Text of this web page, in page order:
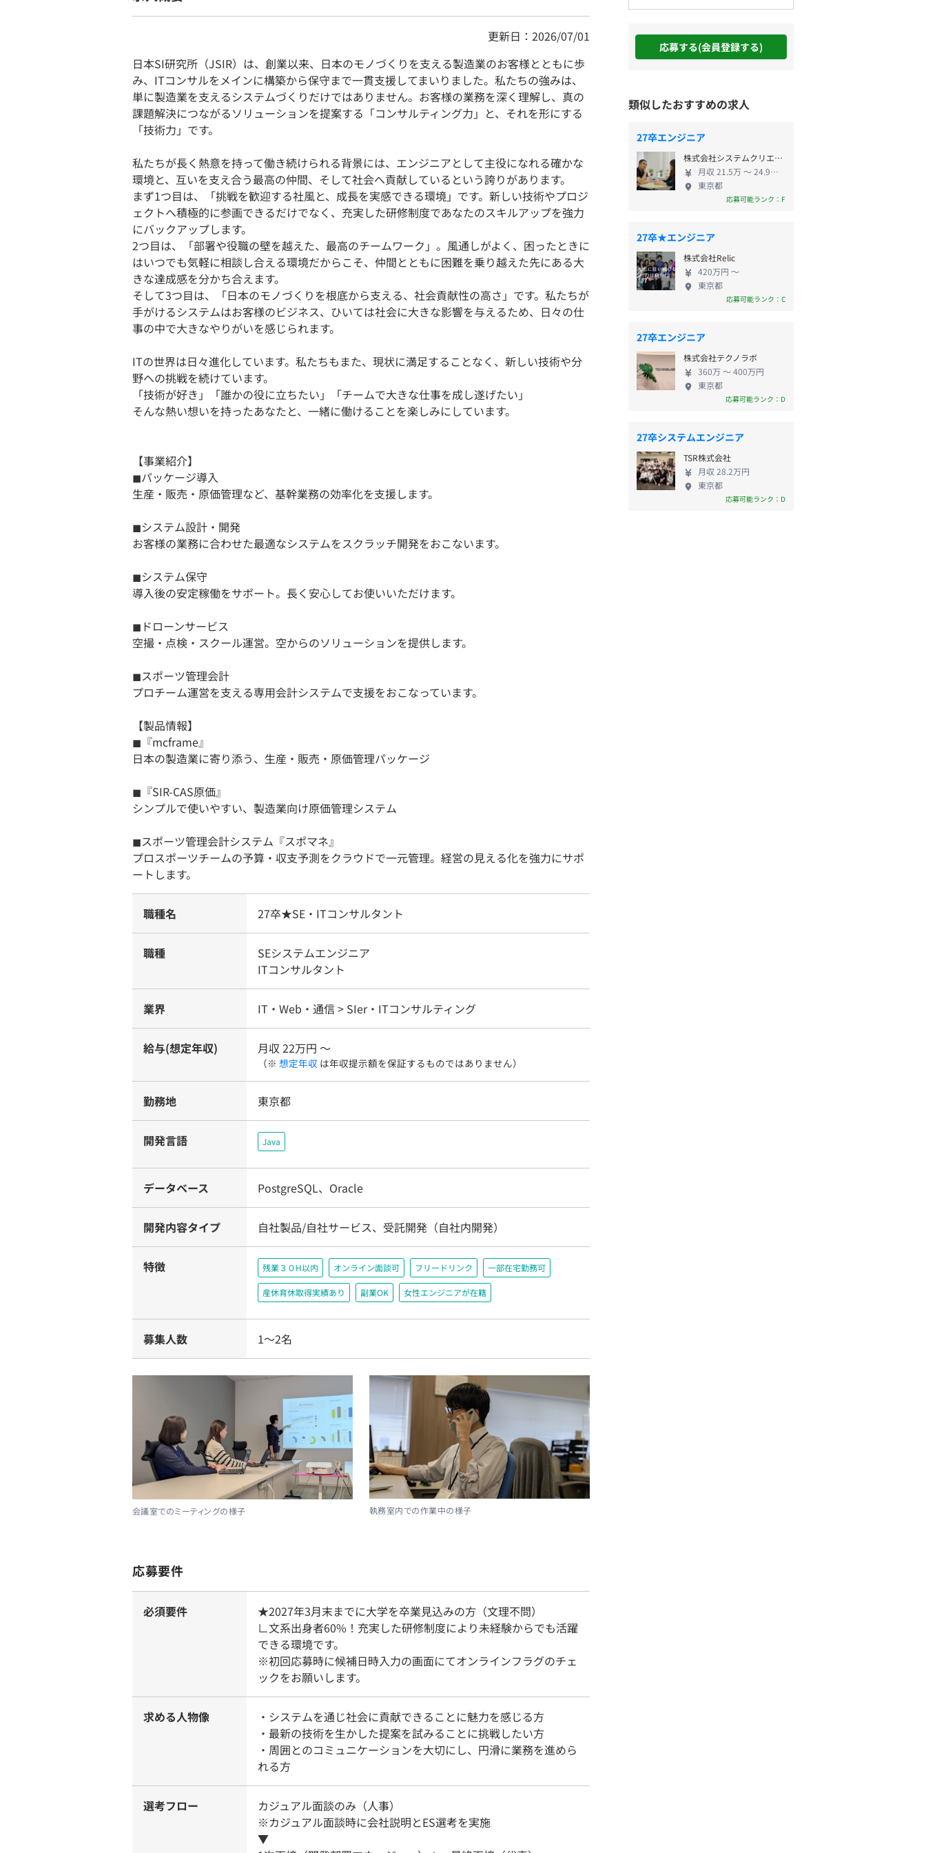
更新日：2026/07/01
日本SI研究所（JSIR）は、創業以来、日本のモノづくりを支える製造業のお客様とともに歩
み、ITコンサルをメインに構築から保守まで一貫支援してまいりました。私たちの強みは、
単に製造業を支えるシステムづくりだけではありません。お客様の業務を深く理解し、真の
課題解決につながるソリューションを提案する「コンサルティング力」と、それを形にする
「技術力」です。
私たちが長く熱意を持って働き続けられる背景には、エンジニアとして主役になれる確かな
環境と、互いを支え合う最高の仲間、そして社会へ貢献しているという誇りがあります。
まず1つ目は、「挑戦を歓迎する社風と、成長を実感できる環境」です。新しい技術やプロジ
ェクトへ積極的に参画できるだけでなく、充実した研修制度であなたのスキルアップを強力
にバックアップします。
2つ目は、「部署や役職の壁を越えた、最高のチームワーク」。風通しがよく、困ったときに
はいつでも気軽に相談し合える環境だからこそ、仲間とともに困難を乗り越えた先にある大
きな達成感を分かち合えます。
そして3つ目は、「日本のモノづくりを根底から支える、社会貢献性の高さ」です。私たちが
手がけるシステムはお客様のビジネス、ひいては社会に大きな影響を与えるため、日々の仕
事の中で大きなやりがいを感じられます。
ITの世界は日々進化しています。私たちもまた、現状に満足することなく、新しい技術や分
野への挑戦を続けています。
「技術が好き」「誰かの役に立ちたい」「チームで大きな仕事を成し遂げたい」
そんな熱い想いを持ったあなたと、一緒に働けることを楽しみにしています。
【事業紹介】
◼︎パッケージ導入
生産・販売・原価管理など、基幹業務の効率化を支援します。
◼︎システム設計・開発
お客様の業務に合わせた最適なシステムをスクラッチ開発をおこないます。
◼︎システム保守
導入後の安定稼働をサポート。長く安心してお使いいただけます。
◼︎ドローンサービス
空撮・点検・スクール運営。空からのソリューションを提供します。
◼︎スポーツ管理会計
プロチーム運営を支える専用会計システムで支援をおこなっています。
【製品情報】
◼︎『mcframe』
日本の製造業に寄り添う、生産・販売・原価管理パッケージ
◼︎『SIR-CAS原価』
シンプルで使いやすい、製造業向け原価管理システム
◼︎スポーツ管理会計システム『スポマネ』
プロスポーツチームの予算・収支予測をクラウドで一元管理。経営の見える化を強力にサポ
ートします。
職種名 27卒★SE・ITコンサルタント
職種
SEシステムエンジニア
ITコンサルタント
業界 IT・Web・通信 > SIer・ITコンサルティング
給与(想定年収) 月収 22万円 〜
（※ 想定年収 は年収提示額を保証するものではありません）
勤務地 東京都
開発言語 Java
データベース PostgreSQL、Oracle
開発内容タイプ 自社製品/自社サービス、受託開発（自社内開発）
特徴 残業３０H以内 オンライン面談可 フリードリンク 一部在宅勤務可
産休育休取得実績あり 副業OK 女性エンジニアが在籍
募集人数 1〜2名
会議室でのミーティングの様子 執務室内での作業中の様子
応募要件
必須要件
★2027年3月末までに大学を卒業見込みの方（文理不問）
∟文系出身者60%！充実した研修制度により未経験からでも活躍
できる環境です。
※初回応募時に候補日時入力の画面にてオンラインフラグのチェ
ックをお願いします。
求める人物像
・システムを通じ社会に貢献できることに魅力を感じる方
・最新の技術を生かした提案を試みることに挑戦したい方
・周囲とのコミュニケーションを大切にし、円滑に業務を進めら
れる方
選考フロー
カジュアル面談のみ（人事）
※カジュアル面談時に会社説明とES選考を実施
▼
応募する(会員登録する)
類似したおすすめの求人
27卒エンジニア
株式会社システムクリエイト
月収 21.5万 〜 24.9万円
東京都
応募可能ランク：F
27卒★エンジニア
株式会社Relic
420万円 〜
東京都
応募可能ランク：C
27卒エンジニア
株式会社テクノラボ
360万 〜 400万円
東京都
応募可能ランク：D
27卒システムエンジニア
TSR株式会社
月収 28.2万円
東京都
応募可能ランク：D